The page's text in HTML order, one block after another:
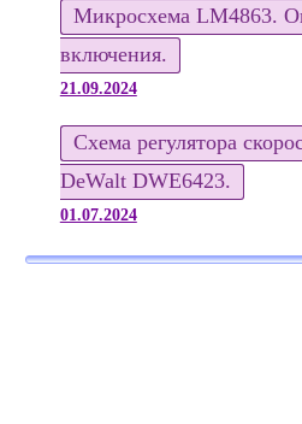
Микросхема LM4863.
включения.
21.09.2024
Схема регулятора
DeWalt DWE6423.
01.07.2024